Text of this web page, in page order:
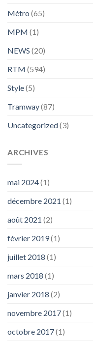
Métro (65)
MPM (1)
NEWS (20)
RTM (594)
Style(5)
Tramway(87)
Uncategorized(3)
ARCHIVES
mai 2024(1)
décembre 2021 (1)
août 2021 (2)
février 2019(1)
juillet 2018 (1)
mars 2018 (1)
janvier 2018 (2)
novembre 2017(1)
octobre 2017(1)